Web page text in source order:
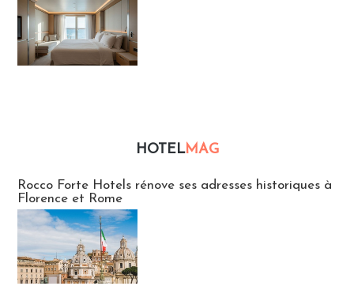
HOTELMAG
Rocco Forte Hotels rénove ses adresses historiques à
Florence et Rome